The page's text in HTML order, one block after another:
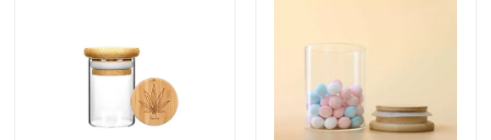
À propos de nous
Visite d'usine